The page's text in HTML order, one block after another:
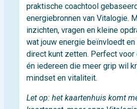
praktische coachtool
energiebronnen van Vitalogie.
inzichten, vragen en kleine
wat jouw energie beïnvloedt
direct kunt zetten. Perfect voor
én iedereen die meer grip wil
mindset en vitaliteit.
Let op: het kaartenhuis komt